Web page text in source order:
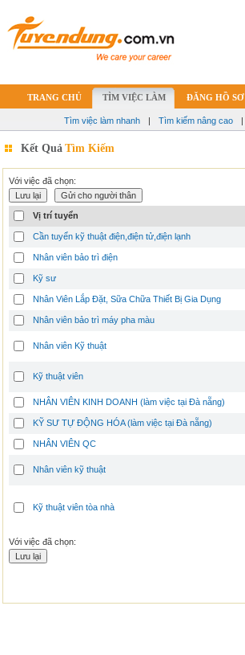
TRANG CHỦ TÌM VIỆC LÀM ĐĂNG HỒ SƠ
Tìm việc làm nhanh | Tìm kiếm nâng cao |
Kết Quả Tìm Kiếm
Với việc đã chọn:
Vị trí tuyển
Cần tuyển kỹ thuật điện,điện tử,điện lạnh
Nhân viên bảo trì điện
Kỹ sư
Nhân Viên Lắp Đặt, Sữa Chữa Thiết Bị Gia Dụng
Nhân viên bảo trì máy pha màu
Nhân viên Kỹ thuật
Kỹ thuật viên
NHÂN VIÊN KINH DOANH (làm việc tại Đà nẵng)
KỸ SƯ TỰ ĐỘNG HÓA (làm việc tại Đà nẵng)
NHÂN VIÊN QC
Nhân viên kỹ thuật
Kỹ thuật viên tòa nhà
Với việc đã chọn: